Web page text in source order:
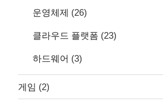
운영체제 (26)
클라우드 플랫폼 (23)
하드웨어 (3)
게임 (2)